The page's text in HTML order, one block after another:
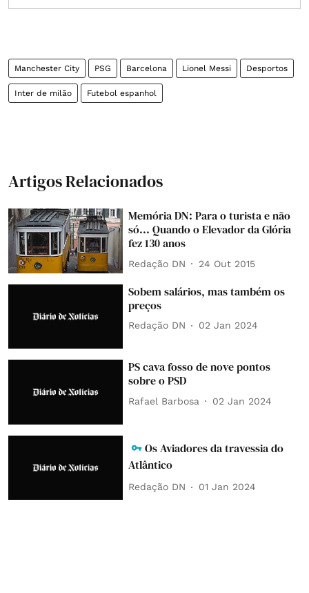
Manchester City PSG Barcelona Lionel Messi Desportos
Inter de milão Futebol espanhol
Artigos Relacionados
Memória DN: Para o turista e não
só... Quando o Elevador da Glória
fez 130 anos
Redação DN 24 Out 2015
Sobem salários, mas também os
preços
Redação DN 02 Jan 2024
PS cava fosso de nove pontos
sobre o PSD
Rafael Barbosa 02 Jan 2024
Os Aviadores da travessia do
Atlântico
Redação DN 01 Jan 2024